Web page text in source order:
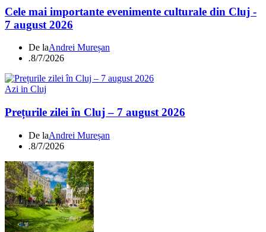
Cele mai importante evenimente culturale din Cluj -
7 august 2026
De laAndrei Mureșan
.8/7/2026
Azi in Cluj
Prețurile zilei în Cluj – 7 august 2026
De laAndrei Mureșan
.8/7/2026